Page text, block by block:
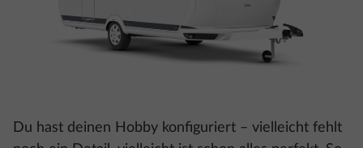
Du hast deinen Hobby konfiguriert – vielleicht fehlt